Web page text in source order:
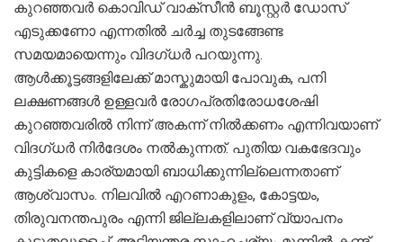
കുറഞ്ഞവർ കൊവിഡ് വാക്സീൻ ബൂസ്റ്റർ ഡോസ്
എടുക്കണോ എന്നതിൽ ചർച്ച തുടങ്ങേണ്ട
സമയമായെന്നും വിദഗ്ധർ പറയുന്നു.
ആൾക്കൂട്ടങ്ങളിലേക്ക് മാസ്കുമായി പോവുക, പനി
ലക്ഷണങ്ങൾ ഉള്ളവർ രോഗപ്രതിരോധശേഷി
കുറഞ്ഞവരിൽ നിന്ന് അകന്ന് നിൽക്കണം എന്നിവയാണ്
വിദഗ്ധർ നിർദേശം നൽകുന്നത്. പുതിയ വകഭേദവും
കുട്ടികളെ കാര്യമായി ബാധിക്കുന്നില്ലെന്നതാണ്
ആശ്വാസം. നിലവിൽ എറണാകുളം, കോട്ടയം,
തിരുവനന്തപുരം എന്നി ജില്ലകളിലാണ് വ്യാപനം